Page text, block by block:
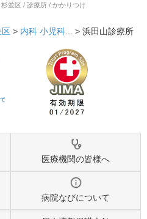
並区 / 診療所 / かかりつけ
区 > 内科 小児科 ... > 浜田山診療所
医療機関の皆様へ
病院なびについて